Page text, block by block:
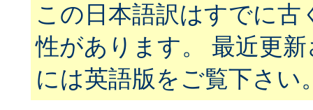
この日本語訳はすでに古
性があります。 最近更
には英語版をご覧下さい